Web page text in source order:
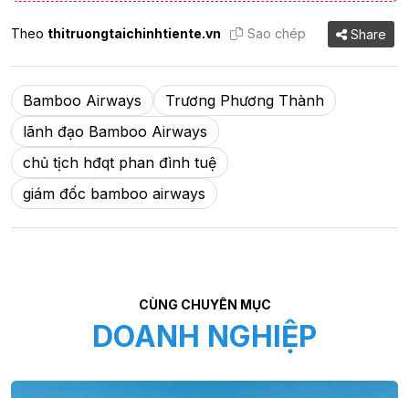
Theo thitruongtaichinhtiente.vn Sao chép Share
Bamboo Airways
Trương Phương Thành
lãnh đạo Bamboo Airways
chủ tịch hđqt phan đình tuệ
giám đốc bamboo airways
CÙNG CHUYÊN MỤC
DOANH NGHIỆP